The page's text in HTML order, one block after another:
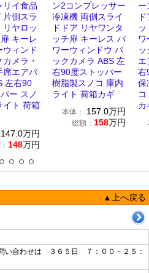
リイ食品
片側スラ
リヤロッ
キーレ
ウィンド
メラ・
席エアバ
左右90
ー スノ
イト 荷箱
147.0万円
148万円
ン2コンプレッサー
冷凍機 両側スライ
ドドア リヤワンタ
ッチ扉 キーレス パ
ワーウィンドウ バ
ックカメラ ABS 左
右90度ストッパー
樹脂製スノコ 庫内
ライト 荷箱カギ
本体： 157.0万円
総額： 158万円
ー
ワ
エ
右
保
カ
▲上へ戻る
い合わせは ３６５日 ７：００－２５：